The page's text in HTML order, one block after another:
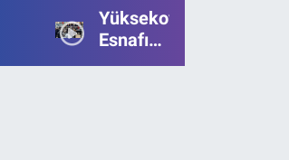
Bilgi
Yarışmasının
Birincisi
Yüksekova
Esnafı
Bayrama